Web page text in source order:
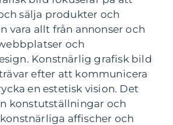
sälja produkter och
vara allt från annonser och
och
Konstnärlig grafisk bild
efter att kommunicera
en estetisk vision. Det
konstutställningar och
affischer och